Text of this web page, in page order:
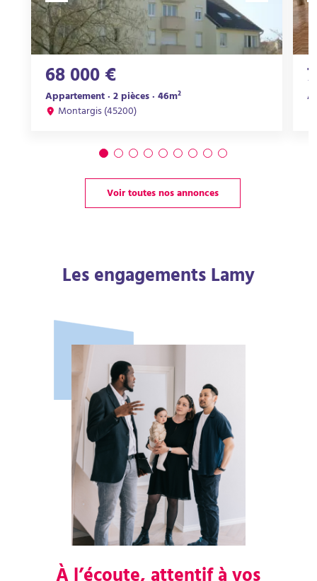
68 000 €
Appartement · 2 pièces · 46m²
Montargis (45200)
Voir toutes nos annonces
Les engagements Lamy